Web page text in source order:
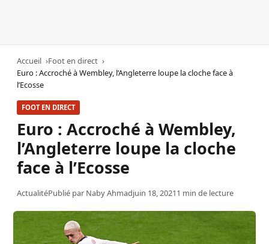
Accueil
Foot en direct
Euro : Accroché à Wembley, l’Angleterre loupe la cloche face à
l’Ecosse
FOOT EN DIRECT
Euro : Accroché à Wembley,
l’Angleterre loupe la cloche
face à l’Ecosse
ActualitéPublié par Naby Ahmadjuin 18, 20211 min de lecture